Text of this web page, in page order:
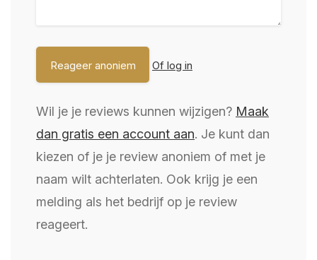
Of log in
Wil je je reviews kunnen wijzigen? Maak
dan gratis een account aan. Je kunt dan
kiezen of je je review anoniem of met je
naam wilt achterlaten. Ook krijg je een
melding als het bedrijf op je review
reageert.